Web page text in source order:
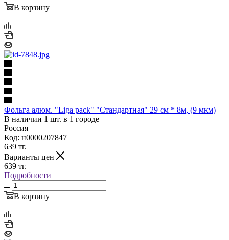
В корзину
Фольга алюм. "Liga pack" "Стандартная" 29 см * 8м, (9 мкм)
В наличии 1 шт. в 1 городе
Россия
Код: н0000207847
639 тг.
Варианты цен
639 тг.
Подробности
В корзину